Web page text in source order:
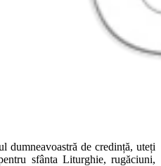
dumneavoastră de credință, uteți
sfânta Liturghie, rugăciuni,